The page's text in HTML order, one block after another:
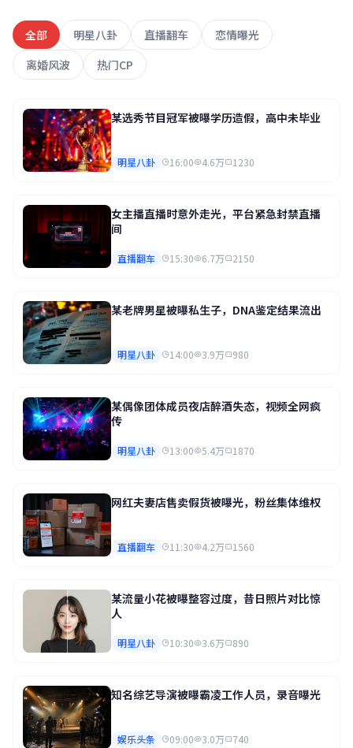
全部 明星八卦 直播翻车
恋情曝光
离婚风波
热门CP
某选秀节目冠军被曝学历造假，高中未毕业
明星八卦 16:00 4.6万 1230
女主播直播时意外走光，平台紧急封禁直播
间
直播翻车 15:30 6.7万 2150
某老牌男星被曝私生子，DNA鉴定结果流出
明星八卦 14:00 3.9万 980
某偶像团体成员夜店醉酒失态，视频全网疯
传
明星八卦 13:00 5.4万 1870
网红夫妻店售卖假货被曝光，粉丝集体维权
直播翻车 11:30 4.2万 1560
某流量小花被曝整容过度，昔日照片对比惊
人
明星八卦 10:30 3.6万 890
知名综艺导演被曝霸凌工作人员，录音曝光
娱乐头条 09:00 3.0万 740